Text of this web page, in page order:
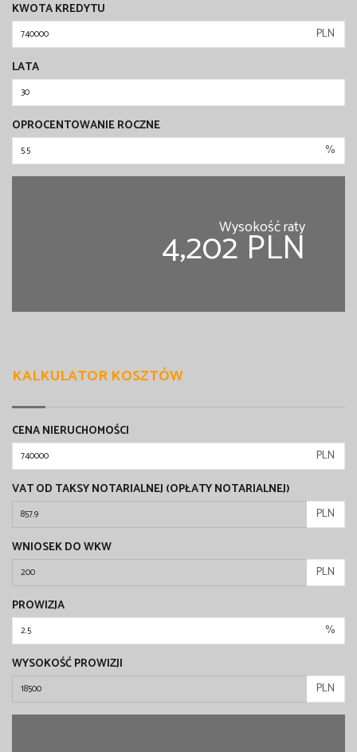
KWOTA KREDYTU
PLN
LATA
OPROCENTOWANIE ROCZNE
%
Wysokość raty
4,202 PLN
KALKULATOR KOSZTÓW
CENA NIERUCHOMOŚCI
PLN
VAT OD TAKSY NOTARIALNEJ (OPŁATY NOTARIALNEJ)
PLN
WNIOSEK DO WKW
PLN
PROWIZJA
%
WYSOKOŚĆ PROWIZJI
PLN